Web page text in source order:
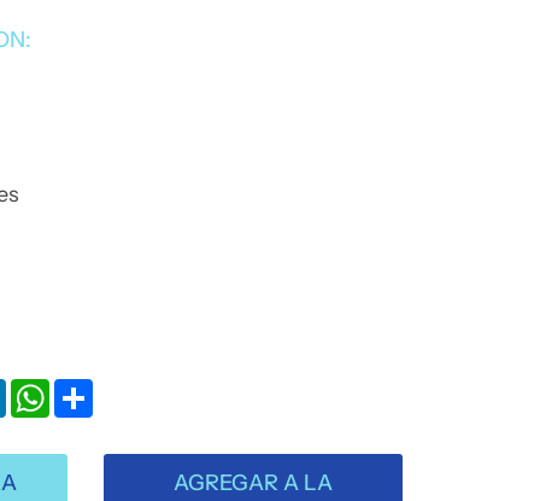
LinkedInWhatsApp
AGREGAR A LA